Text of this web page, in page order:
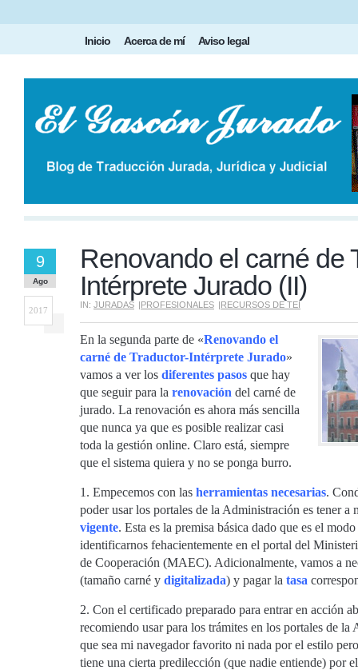
Inicio Acerca de mí Aviso legal
Renovando el carné de
Intérprete Jurado (II)
IN: JURADAS |PROFESIONALES |RECURSOS DE TEI
9
Ago
2017
En la segunda parte de «Renovando el
carné de Traductor-Intérprete Jurado»
vamos a ver los diferentes pasos que hay
que seguir para la renovación del carné de
jurado. La renovación es ahora más sencilla
que nunca ya que es posible realizar casi
toda la gestión online. Claro está, siempre
que el sistema quiera y no se ponga burro.
1. Empecemos con las herramientas necesarias.
poder usar los portales de la Administración es tener a
vigente. Esta es la premisa básica dado que es el
identificarnos fehacientemente en el portal del
de Cooperación (MAEC). Adicionalmente, vamos a
(tamaño carné y digitalizada) y pagar la tasa
2. Con el certificado preparado para entrar en acción
recomiendo usar para los trámites en los portales de
que sea mi navegador favorito ni nada por el estilo
tiene una cierta predilección (que nadie entiende) por